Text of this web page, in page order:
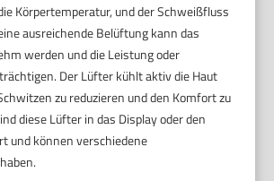
Körpertemperatur, und der Schweißfluss
ausreichende Belüftung kann das
werden und die Leistung oder
Der Lüfter kühlt aktiv die Haut
zu reduzieren und den Komfort zu
diese Lüfter in das Display oder den
und können verschiedene